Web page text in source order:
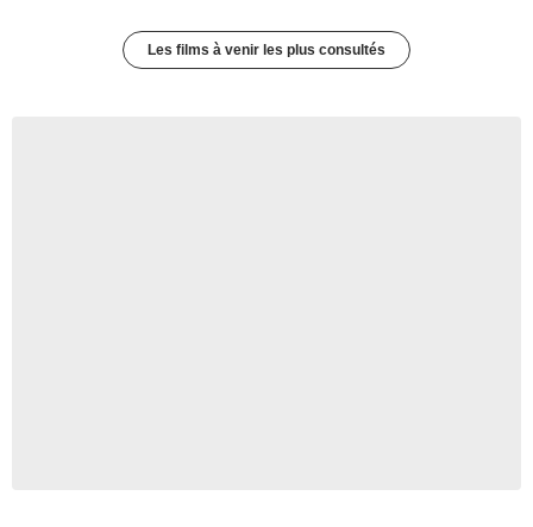
Les films à venir les plus consultés